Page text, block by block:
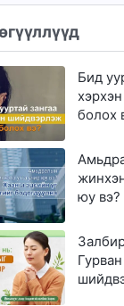
Бид
болох
юу